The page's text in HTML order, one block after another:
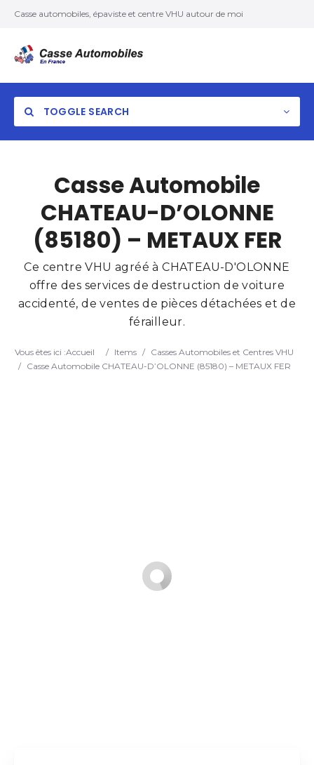
Casse automobiles, épaviste et centre VHU autour de moi
TOGGLE SEARCH
Casse Automobile
CHATEAU-D’OLONNE
(85180) – METAUX FER
Ce centre VHU agréé à CHATEAU-D'OLONNE
offre des services de destruction de voiture
accidenté, de ventes de pièces détachées et de
férailleur.
Vous êtes ici :Accueil / Items / Casses Automobiles et Centres VHU
/
Casse Automobile CHATEAU-D’OLONNE (85180) – METAUX FER